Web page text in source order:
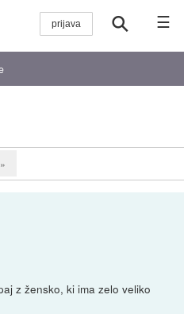
☰
»
z žensko, ki ima zelo veliko